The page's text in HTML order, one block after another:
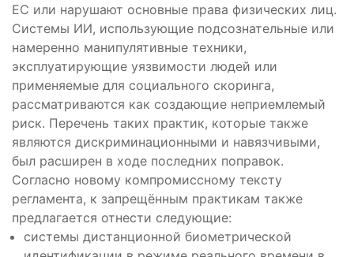
ЕС или нарушают основные права физических лиц.
Системы ИИ, использующие подсознательные или
намеренно манипулятивные техники,
эксплуатирующие уязвимости людей или
применяемые для социального скоринга,
рассматриваются как создающие неприемлемый
риск. Перечень таких практик, которые также
являются дискриминационными и навязчивыми,
был расширен в ходе последних поправок.
Согласно новому компромиссному тексту
регламента, к запрещённым практикам также
предлагается отнести следующие:
системы дистанционной биометрической